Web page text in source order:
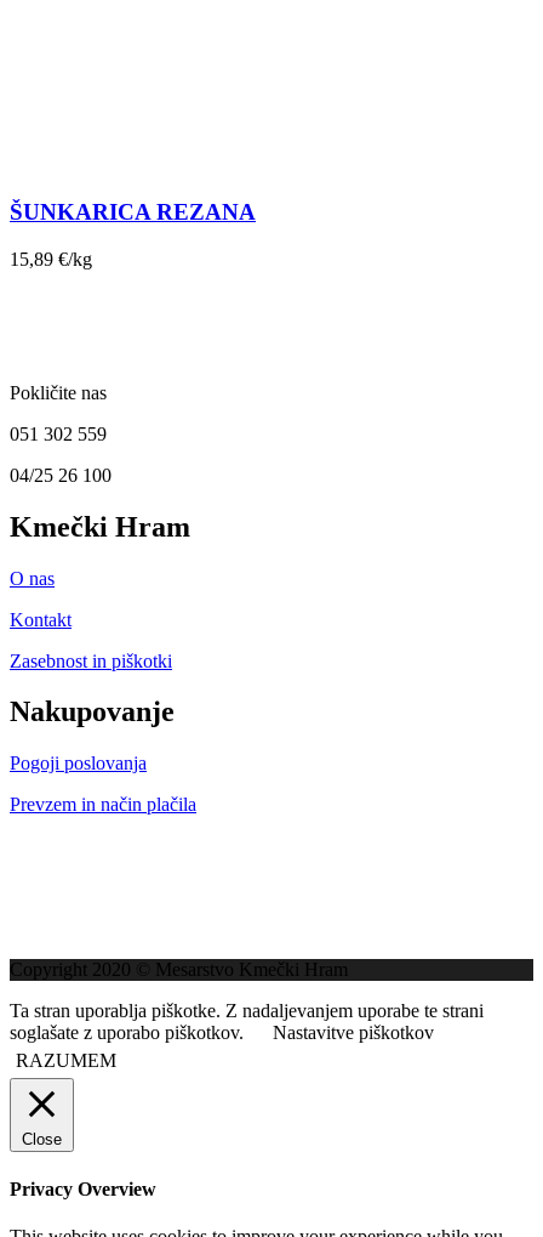
ŠUNKARICA REZANA
15,89 €/kg
Pokličite nas
051 302 559
04/25 26 100
Kmečki Hram
O nas
Kontakt
Zasebnost in piškotki
Nakupovanje
Pogoji poslovanja
Prevzem in način plačila
Copyright 2020 © Mesarstvo Kmečki Hram
Ta stran uporablja piškotke. Z nadaljevanjem uporabe te strani
soglašate z uporabo piškotkov.
Nastavitve piškotkov
RAZUMEM
Close
Privacy Overview